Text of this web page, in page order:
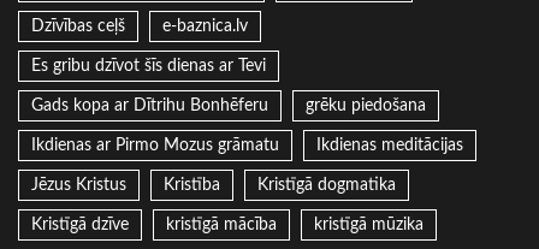
Dzīvības ceļš e-baznica.lv
Es gribu dzīvot šīs dienas ar Tevi
Gads kopa ar Dītrihu Bonhēferu grēku piedošana
Ikdienas ar Pirmo Mozus grāmatu Ikdienas meditācijas
Jēzus Kristus Kristība Kristīgā dogmatika
Kristīgā dzīve kristīgā mācība kristīgā mūzika